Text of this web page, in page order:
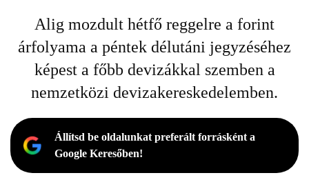
Alig mozdult hétfő reggelre a forint
árfolyama a péntek délutáni jegyzéséhez
képest a főbb devizákkal szemben a
nemzetközi devizakereskedelemben.
Állítsd be oldalunkat preferált forrásként a
Google Keresőben!